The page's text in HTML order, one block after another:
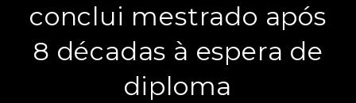
conclui mestrado após
8 décadas à espera de
diploma